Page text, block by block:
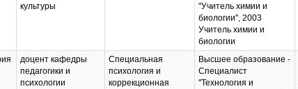
культуры
"Учитель химии и
биологии", 2003
Учитель химии и
биологии
доцент кафедры
педагогики и
психологии
Специальная
психология и
коррекционная
Высшее образование -
Специалист
"Технология и